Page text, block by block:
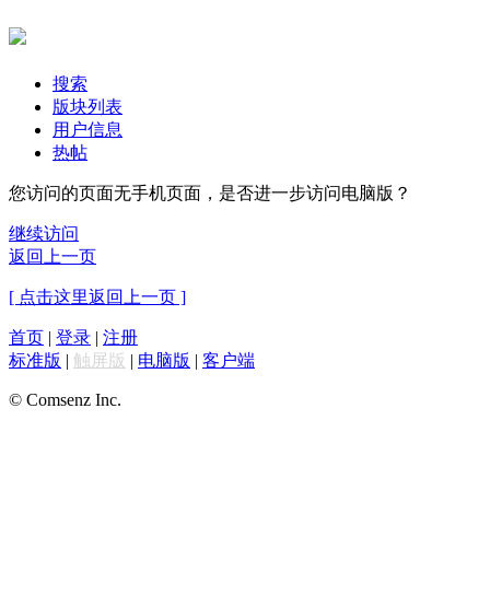
搜索
版块列表
用户信息
热帖
您访问的页面无手机页面，是否进一步访问电脑版？
继续访问
返回上一页
[ 点击这里返回上一页 ]
首页 | 登录 | 注册
标准版 | 触屏版 | 电脑版 | 客户端
© Comsenz Inc.